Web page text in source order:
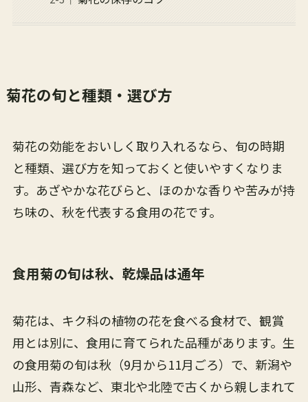
菊花の旬と種類・選び方
菊花の効能をおいしく取り入れるなら、旬の時期
と種類、選び方を知っておくと使いやすくなりま
す。あざやかな花びらと、ほのかな香りや苦みが持
ち味の、秋を代表する食用の花です。
食用菊の旬は秋、乾燥品は通年
菊花は、キク科の植物の花を食べる食材で、観賞
用とは別に、食用に育てられた品種があります。生
の食用菊の旬は秋（9月から11月ごろ）で、新潟や
山形、青森など、東北や北陸で古くから親しまれて